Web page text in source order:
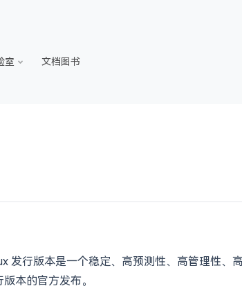
室 文档图书
发行版本是一个稳定、高预测性、高管理性、
本的官方发布。